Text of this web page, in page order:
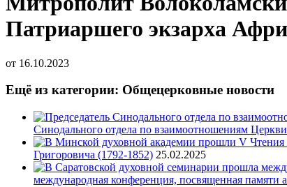
Патриаршего экзарха
от 16.10.2023
Ещё из категории: Общецерковные новости
Синодального отдела по взаимоотношениям
Григоровича (1792-1852) 25.02.2025
международная конференция, посвященная памяти